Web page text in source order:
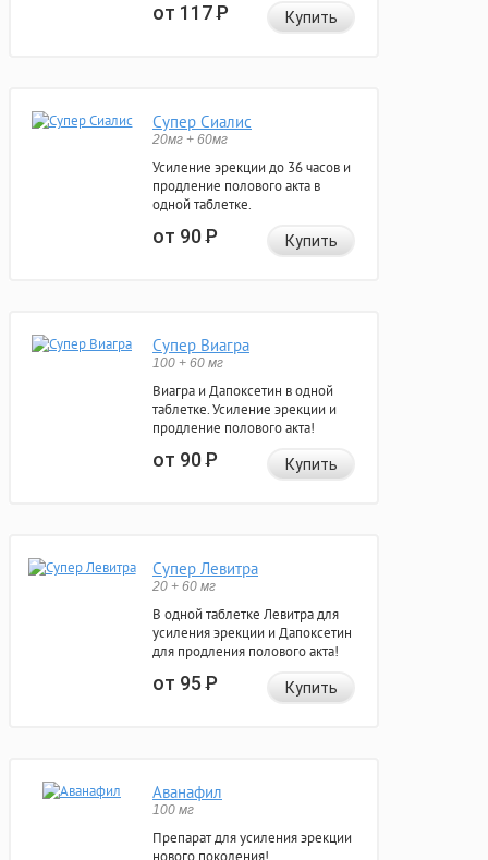
от 117Р Купить
Супер Сиалис
20мг + 60мг
Усиление эрекции до 36 часов и
продление полового акта в
одной таблетке.
от 90Р Купить
Супер Виагра
100 + 60 мг
Виагра и Дапоксетин в одной
таблетке. Усиление эрекции и
продление полового акта!
от 90Р Купить
Супер Левитра
20 + 60 мг
В одной таблетке Левитра для
усиления эрекции и Дапоксетин
для продления полового акта!
от 95Р Купить
Аванафил
100 мг
Препарат для усиления эрекции